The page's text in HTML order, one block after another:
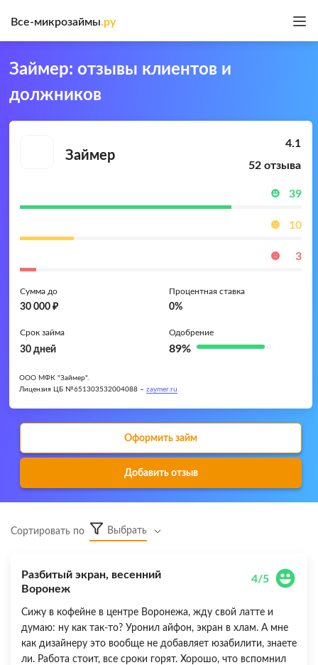
Все-микрозаймы.ру
Займер: отзывы клиентов и
должников
Оформить займ
Добавить отзыв
4.1
52 отзыва
39
10
3
Сумма до
30 000 ₽
Процентная ставка
0%
Срок займа
30 дней
Одобрение
89%
Займер
ООО МФК "Займер".
Лицензия ЦБ №651303532004088 – zaymer.ru
Сортировать по Выбрать
Разбитый экран, весенний
Воронеж
4/5
Сижу в кофейне в центре Воронежа, жду свой латте и
думаю: ну как так-то? Уронил айфон, экран в хлам. А мне
как дизайнеру это вообще не добавляет юзабилити, знаете
ли. Работа стоит, все сроки горят. Хорошо, что вспомнил